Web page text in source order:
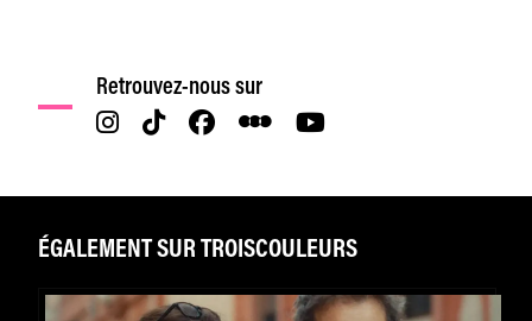
Retrouvez-nous sur
ÉGALEMENT SUR TROISCOULEURS